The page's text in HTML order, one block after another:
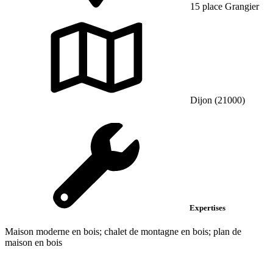
15 place Grangier
Dijon (21000)
Expertises
Maison moderne en bois; chalet de montagne en bois; plan de
maison en bois